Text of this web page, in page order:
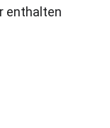
enthalten